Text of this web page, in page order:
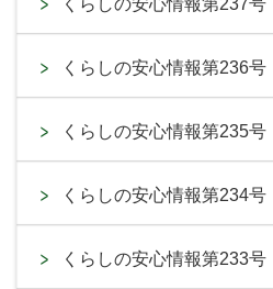
くらしの安心情報第236号
くらしの安心情報第235号
くらしの安心情報第234号
くらしの安心情報第233号